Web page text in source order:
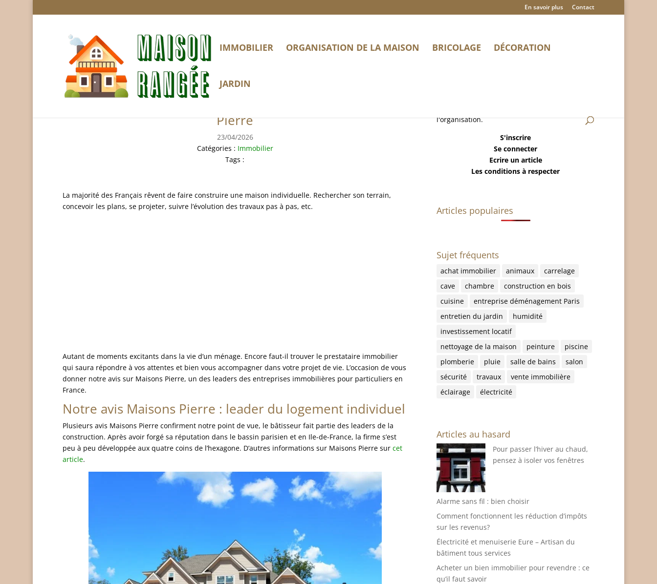
En savoir plus Contact
IMMOBILIER ORGANISATION DE LA MAISON BRICOLAGE DÉCORATION
JARDIN
Pierre
23/04/2026
Catégories : Immobilier
Tags :
La majorité des Français rêvent de faire construire une maison individuelle. Rechercher son terrain,
concevoir les plans, se projeter, suivre l’évolution des travaux pas à pas, etc.
Autant de moments excitants dans la vie d’un ménage. Encore faut-il trouver le prestataire immobilier
qui saura répondre à vos attentes et bien vous accompagner dans votre projet de vie. L’occasion de vous
donner notre avis sur Maisons Pierre, un des leaders des entreprises immobilières pour particuliers en
France.
Notre avis Maisons Pierre : leader du logement individuel
Plusieurs avis Maisons Pierre confirment notre point de vue, le bâtisseur fait partie des leaders de la
construction. Après avoir forgé sa réputation dans le bassin parisien et en Ile-de-France, la firme s’est
peu à peu développée aux quatre coins de l’hexagone. D’autres informations sur Maisons Pierre sur cet
article.
l'organisation.
S'inscrire
Se connecter
Ecrire un article
Les conditions à respecter
Articles populaires
Sujet fréquents
achat immobilier animaux
carrelage
cave
chambre
construction en bois
cuisine
entreprise déménagement Paris
entretien du jardin
humidité
investissement locatif
nettoyage de la maison
peinture
piscine
plomberie
pluie salle de bains
salon
sécurité
travaux
vente immobilière
éclairage
électricité
Articles au hasard
Pour passer l’hiver au chaud,
pensez à isoler vos fenêtres
Alarme sans fil : bien choisir
Comment fonctionnent les réduction d’impôts
sur les revenus?
Électricité et menuiserie Eure – Artisan du
bâtiment tous services
Acheter un bien immobilier pour revendre : ce
qu’il faut savoir